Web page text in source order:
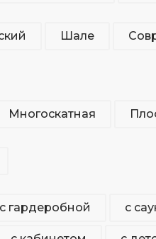
Шале
Многоскатная
с гардеробной с